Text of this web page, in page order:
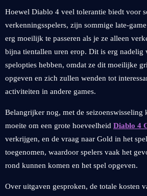
Hoewel Diablo 4 veel tolerantie biedt voor
verkenningsspelers, zijn sommige late-
erg moeilijk te passeren als je ze alleen
bijna tientallen uren erop. Dit is erg nadelig
spelopties hebben, omdat ze dit moeilijke
opgeven en zich zullen wenden tot
activiteiten in andere games.
Belangrijker nog, met de seizoenswisseling
moeite om een ​​grote hoeveelheid Diablo 4
verkrijgen, en de vraag naar Gold in het
toegenomen, waardoor spelers vaak het
rond kunnen komen en het spel opgeven.
Over uitgaven gesproken, de totale kosten